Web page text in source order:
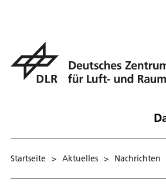
Startseite > Aktuelles > Nachrichten